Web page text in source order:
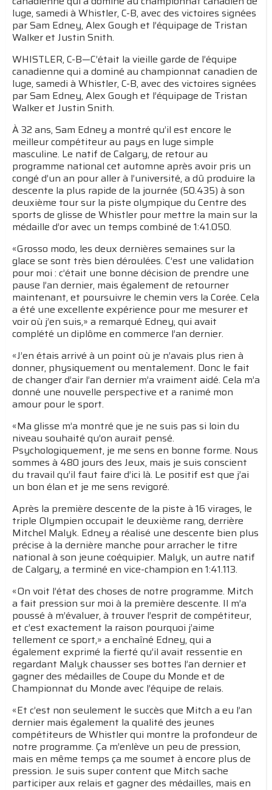
luge, samedi à Whistler, C-B, avec des victoires signées
par Sam Edney, Alex Gough et l’équipage de Tristan
Walker et Justin Snith.
WHISTLER, C-B—C’était la vieille garde de l’équipe
canadienne qui a dominé au championnat canadien de
luge, samedi à Whistler, C-B, avec des victoires signées
par Sam Edney, Alex Gough et l’équipage de Tristan
Walker et Justin Snith.
À 32 ans, Sam Edney a montré qu’il est encore le
meilleur compétiteur au pays en luge simple
masculine. Le natif de Calgary, de retour au
programme national cet automne après avoir pris un
congé d’un an pour aller à l’université, a dû produire la
descente la plus rapide de la journée (50.435) à son
deuxième tour sur la piste olympique du Centre des
sports de glisse de Whistler pour mettre la main sur la
médaille d’or avec un temps combiné de 1:41.050.
«Grosso modo, les deux dernières semaines sur la
glace se sont très bien déroulées. C’est une validation
pour moi : c’était une bonne décision de prendre une
pause l’an dernier, mais également de retourner
maintenant, et poursuivre le chemin vers la Corée. Cela
a été une excellente expérience pour me mesurer et
voir où j’en suis,» a remarqué Edney, qui avait
complété un diplôme en commerce l’an dernier.
«J’en étais arrivé à un point où je n’avais plus rien à
donner, physiquement ou mentalement. Donc le fait
de changer d’air l’an dernier m’a vraiment aidé. Cela m’a
donné une nouvelle perspective et a ranimé mon
amour pour le sport.
«Ma glisse m’a montré que je ne suis pas si loin du
niveau souhaité qu’on aurait pensé.
Psychologiquement, je me sens en bonne forme. Nous
sommes à 480 jours des Jeux, mais je suis conscient
du travail qu’il faut faire d’ici là. Le positif est que j’ai
un bon élan et je me sens revigoré.
Après la première descente de la piste à 16 virages, le
triple Olympien occupait le deuxième rang, derrière
Mitchel Malyk. Edney a réalisé une descente bien plus
précise à la dernière manche pour arracher le titre
national à son jeune coéquipier. Malyk, un autre natif
de Calgary, a terminé en vice-champion en 1:41.113.
«On voit l’état des choses de notre programme. Mitch
a fait pression sur moi à la première descente. Il m’a
poussé à m’évaluer, à trouver l’esprit de compétiteur,
et c’est exactement la raison pourquoi j’aime
tellement ce sport,» a enchaîné Edney, qui a
également exprimé la fierté qu’il avait ressentie en
regardant Malyk chausser ses bottes l’an dernier et
gagner des médailles de Coupe du Monde et de
Championnat du Monde avec l’équipe de relais.
«Et c’est non seulement le succès que Mitch a eu l’an
dernier mais également la qualité des jeunes
compétiteurs de Whistler qui montre la profondeur de
notre programme. Ça m’enlève un peu de pression,
mais en même temps ça me soumet à encore plus de
pression. Je suis super content que Mitch sache
participer aux relais et gagner des médailles, mais en